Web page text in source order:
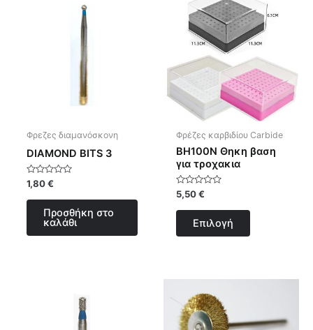
Φρεζες διαμανόσκονη
DIAMOND BITS 3
Βαθμολογήθηκε
με
0
1,80€
Προσθήκη στο
καλάθι
Φρέζες καρβιδίου Carbide
BH100N Θηκη βαση
για τροχακια
Βαθμολογήθηκε
με
0
5,50€
Επιλογή
το
προϊόν
έχει
πολλαπλές
παραλλαγές.
Οι
επιλογές
να
επιλεγούν
του